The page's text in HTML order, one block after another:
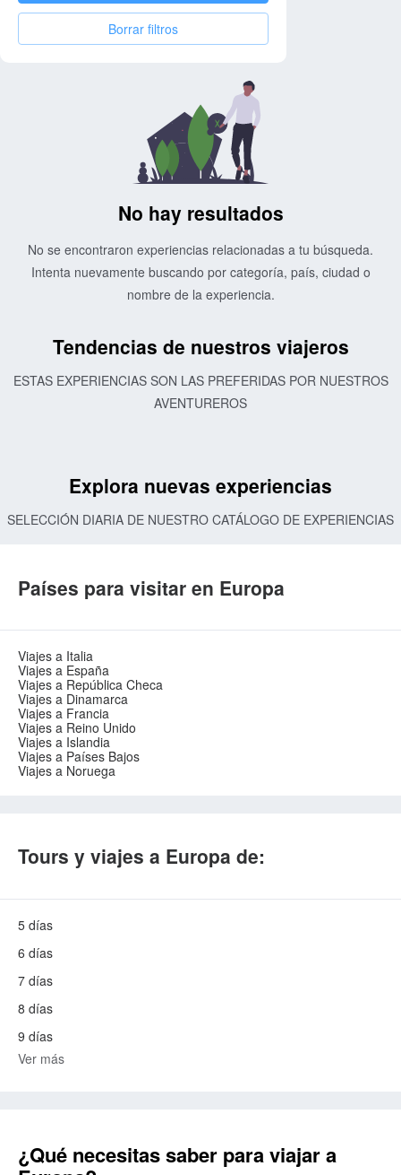
Borrar filtros
No hay resultados
No se encontraron experiencias relacionadas a tu búsqueda.
Intenta nuevamente buscando por categoría, país, ciudad o
nombre de la experiencia.
Tendencias de nuestros viajeros
ESTAS EXPERIENCIAS SON LAS PREFERIDAS POR NUESTROS
AVENTUREROS
Explora nuevas experiencias
SELECCIÓN DIARIA DE NUESTRO CATÁLOGO DE EXPERIENCIAS
Países para visitar en Europa
Viajes a Italia
Viajes a España
Viajes a República Checa
Viajes a Dinamarca
Viajes a Francia
Viajes a Reino Unido
Viajes a Islandia
Viajes a Países Bajos
Viajes a Noruega
Tours y viajes a Europa de:
5 días
6 días
7 días
8 días
9 días
Ver más
¿Qué necesitas saber para viajar a